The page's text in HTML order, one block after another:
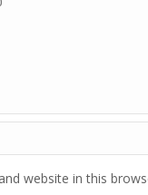
website in this